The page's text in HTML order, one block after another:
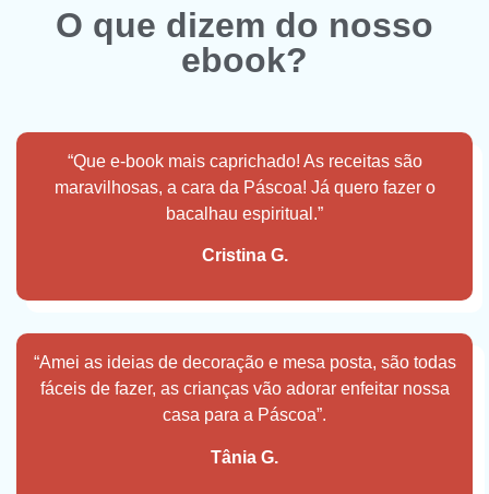
O que dizem do nosso
ebook?
“Que e-book mais caprichado! As receitas são
maravilhosas, a cara da Páscoa! Já quero fazer o
bacalhau espiritual.”
Cristina G.
“Amei as ideias de decoração e mesa posta, são todas
fáceis de fazer, as crianças vão adorar enfeitar nossa
casa para a Páscoa”.
Tânia G.